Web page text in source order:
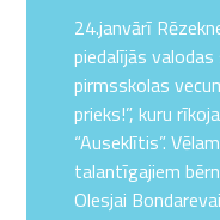
24.janvārī
piedalījās
pirmsskolas
prieks!”, kuru
“Auseklītis”.
talantīgajiem
Olesjai Bondarevai